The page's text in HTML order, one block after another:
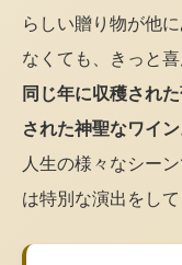
らしい贈り物が他
なくても、きっと
同じ年に収穫され
された神聖なワイン
人生の様々なシー
は特別な演出をして